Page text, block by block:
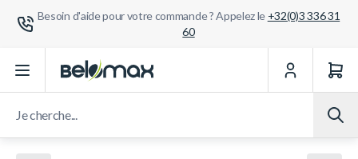
Besoin d'aide pour votre commande ? Appelez le +32(0)3 336 31
60